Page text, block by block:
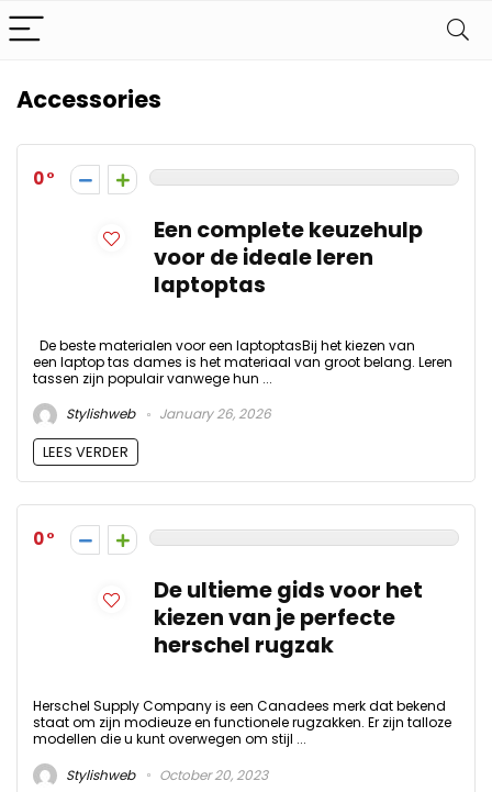
Accessories
0
Een complete keuzehulp
voor de ideale leren
laptoptas
De beste materialen voor een laptoptasBij het kiezen van
een laptop tas dames is het materiaal van groot belang. Leren
tassen zijn populair vanwege hun ...
Stylishweb
January 26, 2026
LEES VERDER
0
De ultieme gids voor het
kiezen van je perfecte
herschel rugzak
Herschel Supply Company is een Canadees merk dat bekend
staat om zijn modieuze en functionele rugzakken. Er zijn talloze
modellen die u kunt overwegen om stijl ...
Stylishweb
October 20, 2023